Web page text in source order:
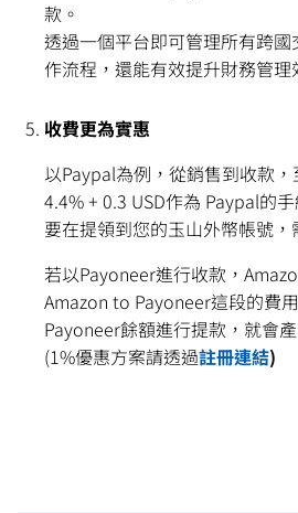
款。
透過一個平台即可管理所有跨
作流程，還能有效提升財務管理
收費更為實惠
以Paypal為例，從銷售到收款
4.4% + 0.3 USD作為 Paypal的
要在提領到您的玉山外幣帳號，
若以Payoneer進行收款，
Amazon to Payoneer這段的費
Payoneer餘額進行提款，就會
(1%優惠方案請透過註冊連結)